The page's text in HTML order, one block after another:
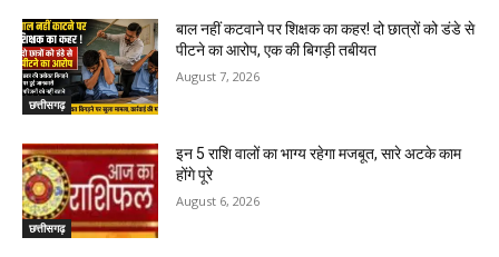
छत्तीसगढ़
बाल नहीं कटवाने पर शिक्षक का कहर! दो छात्रों को डंडे से
पीटने का आरोप, एक की बिगड़ी तबीयत
August 7, 2026
छत्तीसगढ़
इन 5 राशि वालों का भाग्य रहेगा मजबूत, सारे अटके काम
होंगे पूरे
August 6, 2026